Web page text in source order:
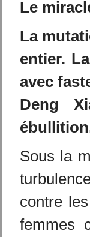
Le
La
entier.
avec
Deng
Sous la
contre
femmes